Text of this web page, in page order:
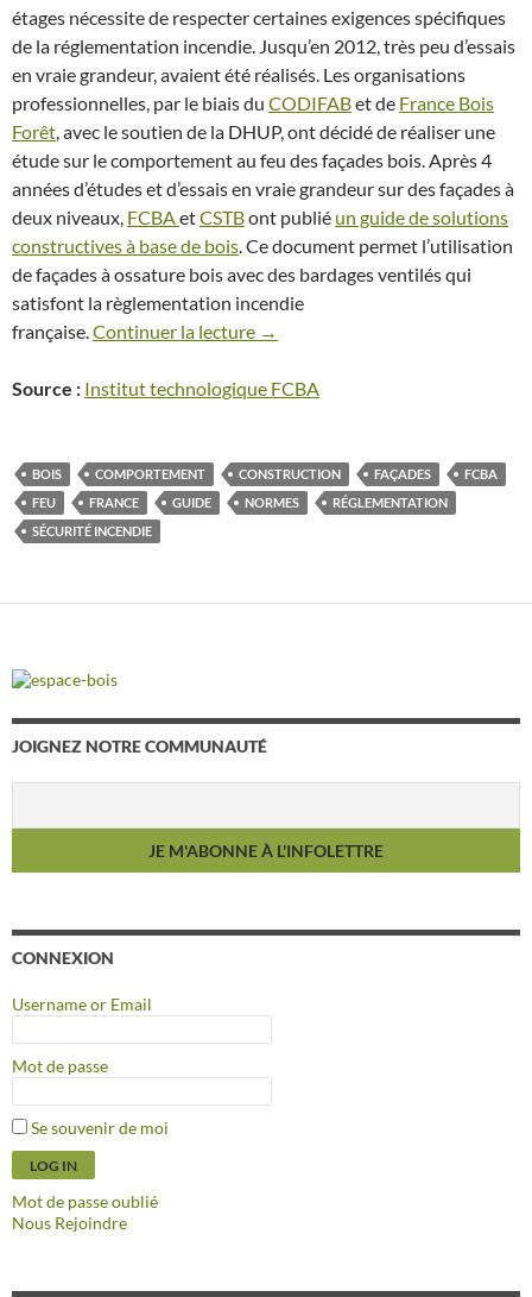
étages nécessite de respecter certaines exigences spécifiques
de la réglementation incendie. Jusqu’en 2012, très peu d’essais
en vraie grandeur, avaient été réalisés. Les organisations
professionnelles, par le biais du CODIFABet de France Bois
Forêt , avec le soutien de la DHUP, ont décidé de réaliser une
étude sur le comportement au feu des façades bois. Après 4
années d’études et d’essais en vraie grandeur sur des façades à
deux niveaux, FCBA etCSTBont publié un guide de solutions
constructives à base de bois . Ce document permet l’utilisation
de façades à ossature bois avec des bardages ventilés qui
satisfont la règlementation incendie
française. Continuer la lecture →
Source : Institut technologique FCBA
BOIS COMPORTEMENT CONSTRUCTION FAÇADES
FCBA
FEU
FRANCE GUIDE NORMES
RÉGLEMENTATION
SÉCURITÉ INCENDIE
JOIGNEZ NOTRE COMMUNAUTÉ
CONNEXION
Username or Email
Mot de passe
Se souvenir de moi
Mot de passe oublié
Nous Rejoindre